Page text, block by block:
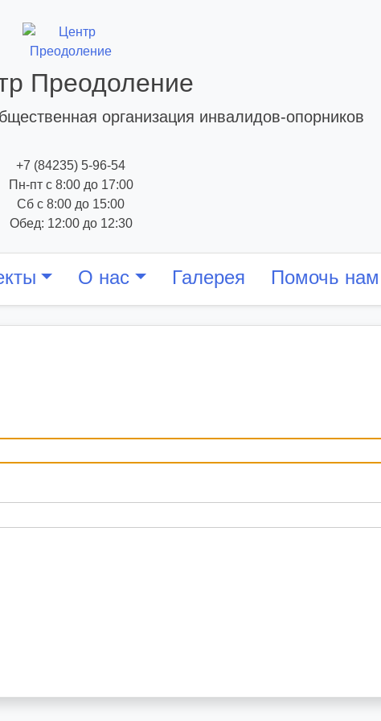
Преодоление
организация инвалидов-опорников
+7 (84235) 5-96-54
Пн-пт с 8:00 до 17:00
Сб с 8:00 до 15:00
Обед: 12:00 до 12:30
О нас Галерея Помочь нам